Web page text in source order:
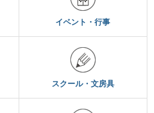
イベント・行事
スクール・文房具